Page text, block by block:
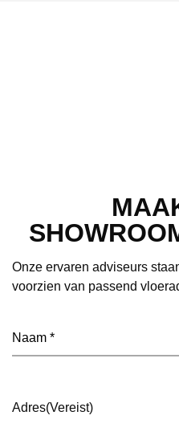
Onze ervaren adviseurs
voorzien van passend
Adres(Vereist)